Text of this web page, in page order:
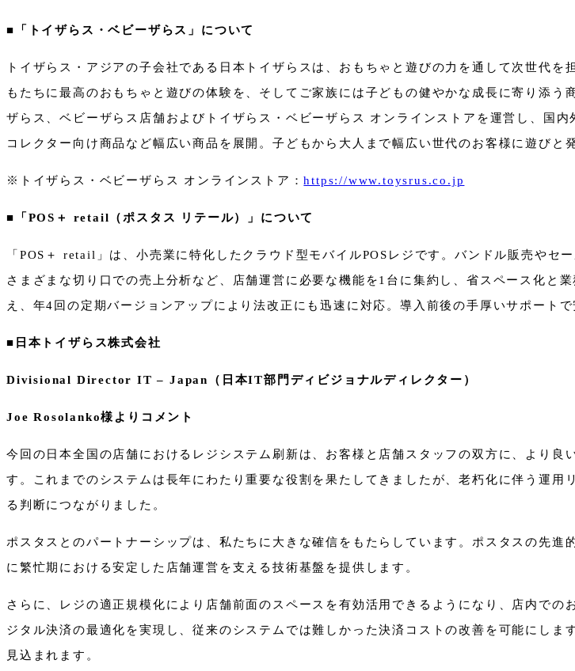
■「トイザらス・ベビーザらス」について
トイザらス・アジアの子会社である日本トイザらスは、おもちゃと遊びの力を通して次世代
もたちに最高のおもちゃと遊びの体験を、そしてご家族には子どもの健やかな成長に寄り添
ザらス、ベビーザらス店舗およびトイザらス・ベビーザらス オンラインストアを運営し、国
コレクター向け商品など幅広い商品を展開。子どもから大人まで幅広い世代のお客様に遊びと
※トイザらス・ベビーザらス オンラインストア：https://www.toysrus.co.jp
■「 POS ＋ retail （ポスタス リテール）」について
「POS＋ retail」は、小売業に特化したクラウド型モバイルPOSレジです。バンドル販売やセ
さまざまな切り口での売上分析など、店舗運営に必要な機能を1台に集約し、省スペース化と
え、年4回の定期バージョンアップにより法改正にも迅速に対応。導入前後の手厚いサポートで
■日本トイザらス株式会社
Divisional Director IT – Japan （ 日本IT部門ディビジョナルディレクター ）
Joe Rosolanko様よりコメント
今回の日本全国の店舗におけるレジシステム刷新は、お客様と店舗スタッフの双方に、より
す。これまでのシステムは長年にわたり重要な役割を果たしてきましたが、老朽化に伴う運
る判断につながりました。
ポスタスとのパートナーシップは、私たちに大きな確信をもたらしています。ポスタスの先
に繁忙期における安定した店舗運営を支える技術基盤を提供します。
さらに、レジの適正規模化により店舗前面のスペースを有効活用できるようになり、店内で
ジタル決済の最適化を実現し、従来のシステムでは難しかった決済コストの改善を可能にし
見込まれます。